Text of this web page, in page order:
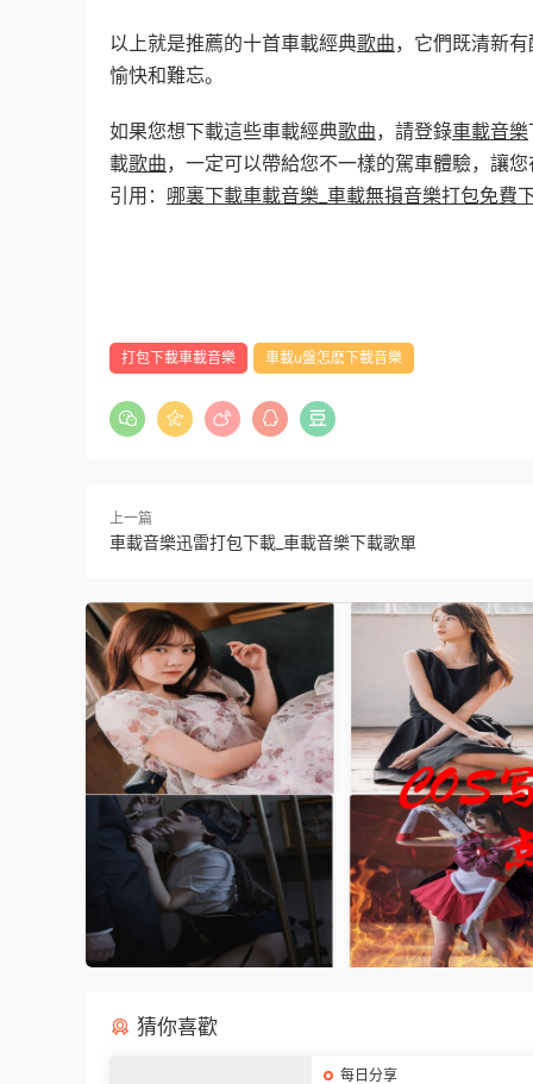
以上就是推薦的十首車載經典歌曲，它們既清新
愉快和難忘。
如果您想下載這些車載經典歌曲，請登錄車載音樂
載歌曲，一定可以帶給您不一樣的駕車體驗，讓
引用： 哪裏下載車載音樂_車載無損音樂打包免費
打包下載車載音樂 車載u盤怎麽下載音樂
上一篇
車載音樂迅雷打包下載_車載音樂下載歌單
猜你喜歡
每日分享